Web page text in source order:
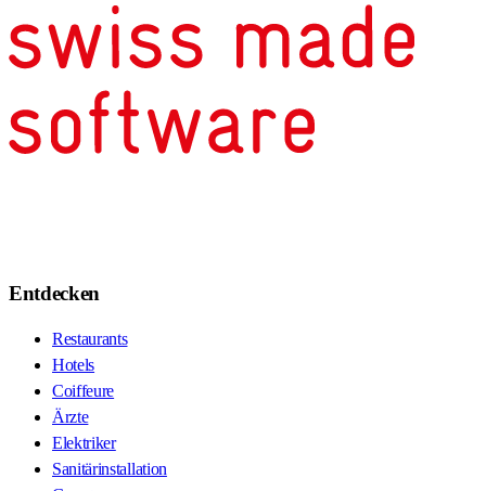
Entdecken
Restaurants
Hotels
Coiffeure
Ärzte
Elektriker
Sanitärinstallation